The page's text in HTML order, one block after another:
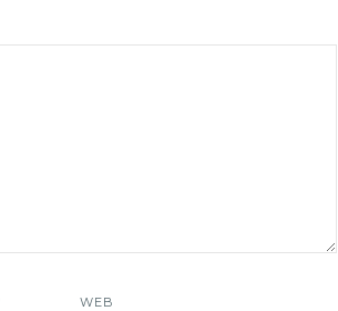
WEB